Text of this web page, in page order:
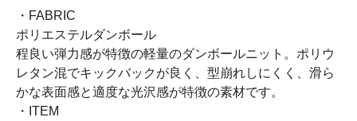
・FABRIC
ポリエステルダンボール
程良い弾力感が特徴の軽量のダンボールニット。ポリウ
レタン混でキックバックが良く、型崩れしにくく、滑ら
かな表面感と適度な光沢感が特徴の素材です。
・ITEM